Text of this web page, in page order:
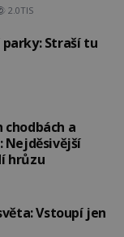
2.0TIS
Straší tu
chodbách a
Nejděsivější
hrůzu
jen